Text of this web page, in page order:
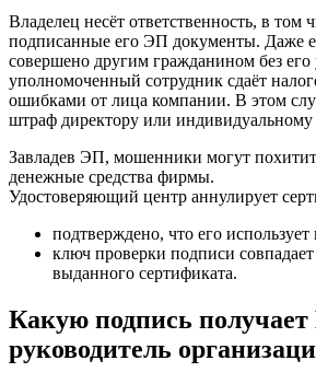
Владелец несёт ответственность, в том
подписанные его ЭП документы. Даже
совершено другим гражданином без
уполномоченный сотрудник сдаёт
ошибками от лица компании. В этом
штраф директору или
Завладев ЭП, мошенники могут
денежные средства фирмы.
Удостоверяющий центр аннулирует
подтверждено, что его
ключ проверки подписи
выданного сертификата.
Какую подпись
руководитель